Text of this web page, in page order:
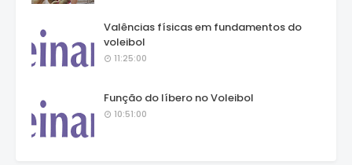
Valências físicas em fundamentos do
voleibol
11:25:00
Função do líbero no Voleibol
10:51:00